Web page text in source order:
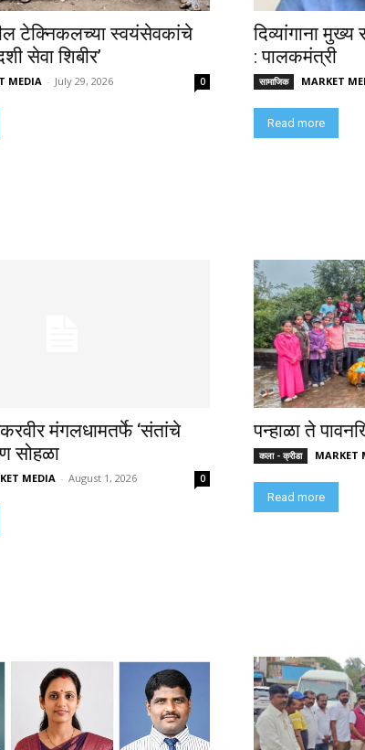
टेक्निकलच्या स्वयंसेवकांचे
सेवा शिबीर’
MEDIA - July 29, 2026 0
दिव्यांगाना
: पालकमंत्री
सामाजिक MARKET
Read more
मंगलधामतर्फे ‘संतांचे
सोहळा
MEDIA - August 1, 2026 0
पन्हाळा ते
कला - क्रीडा MARKET
Read more